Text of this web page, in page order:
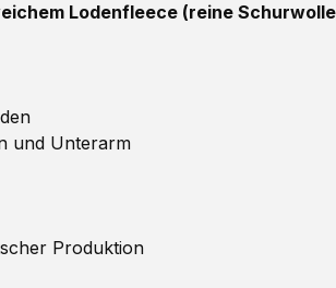
Lodenfleece (reine
und Unterarm
Produktion